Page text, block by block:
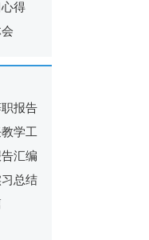
得
职报告
教学工
汇编
总结